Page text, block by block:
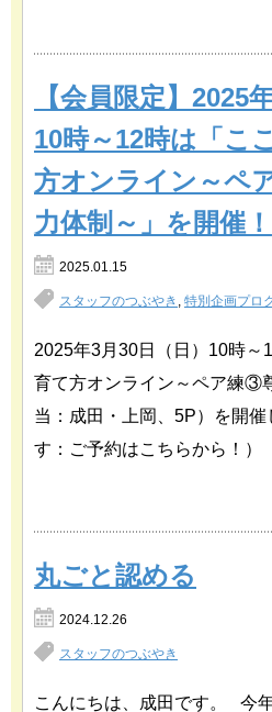
【会員限定】2025
10時～12時は「こ
方オンライン～ペ
力体制～」を開催！
2025.01.15
スタッフのつぶやき , 特別企画プロ
2025年3月30日（日）10時～
育て方オンライン～ペア練③
当：成田・上岡、5P）を開
す：ご予約はこちらから！
丸ごと認める
2024.12.26
スタッフのつぶやき
こんにちは、成田です。 今